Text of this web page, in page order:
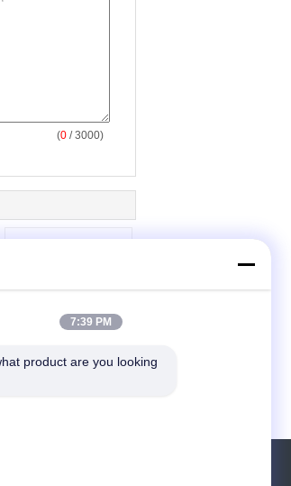
(0 / 3000)
स्टेनलेस स्टील स्ट्रिप इन
7:39 PM
product are you looking